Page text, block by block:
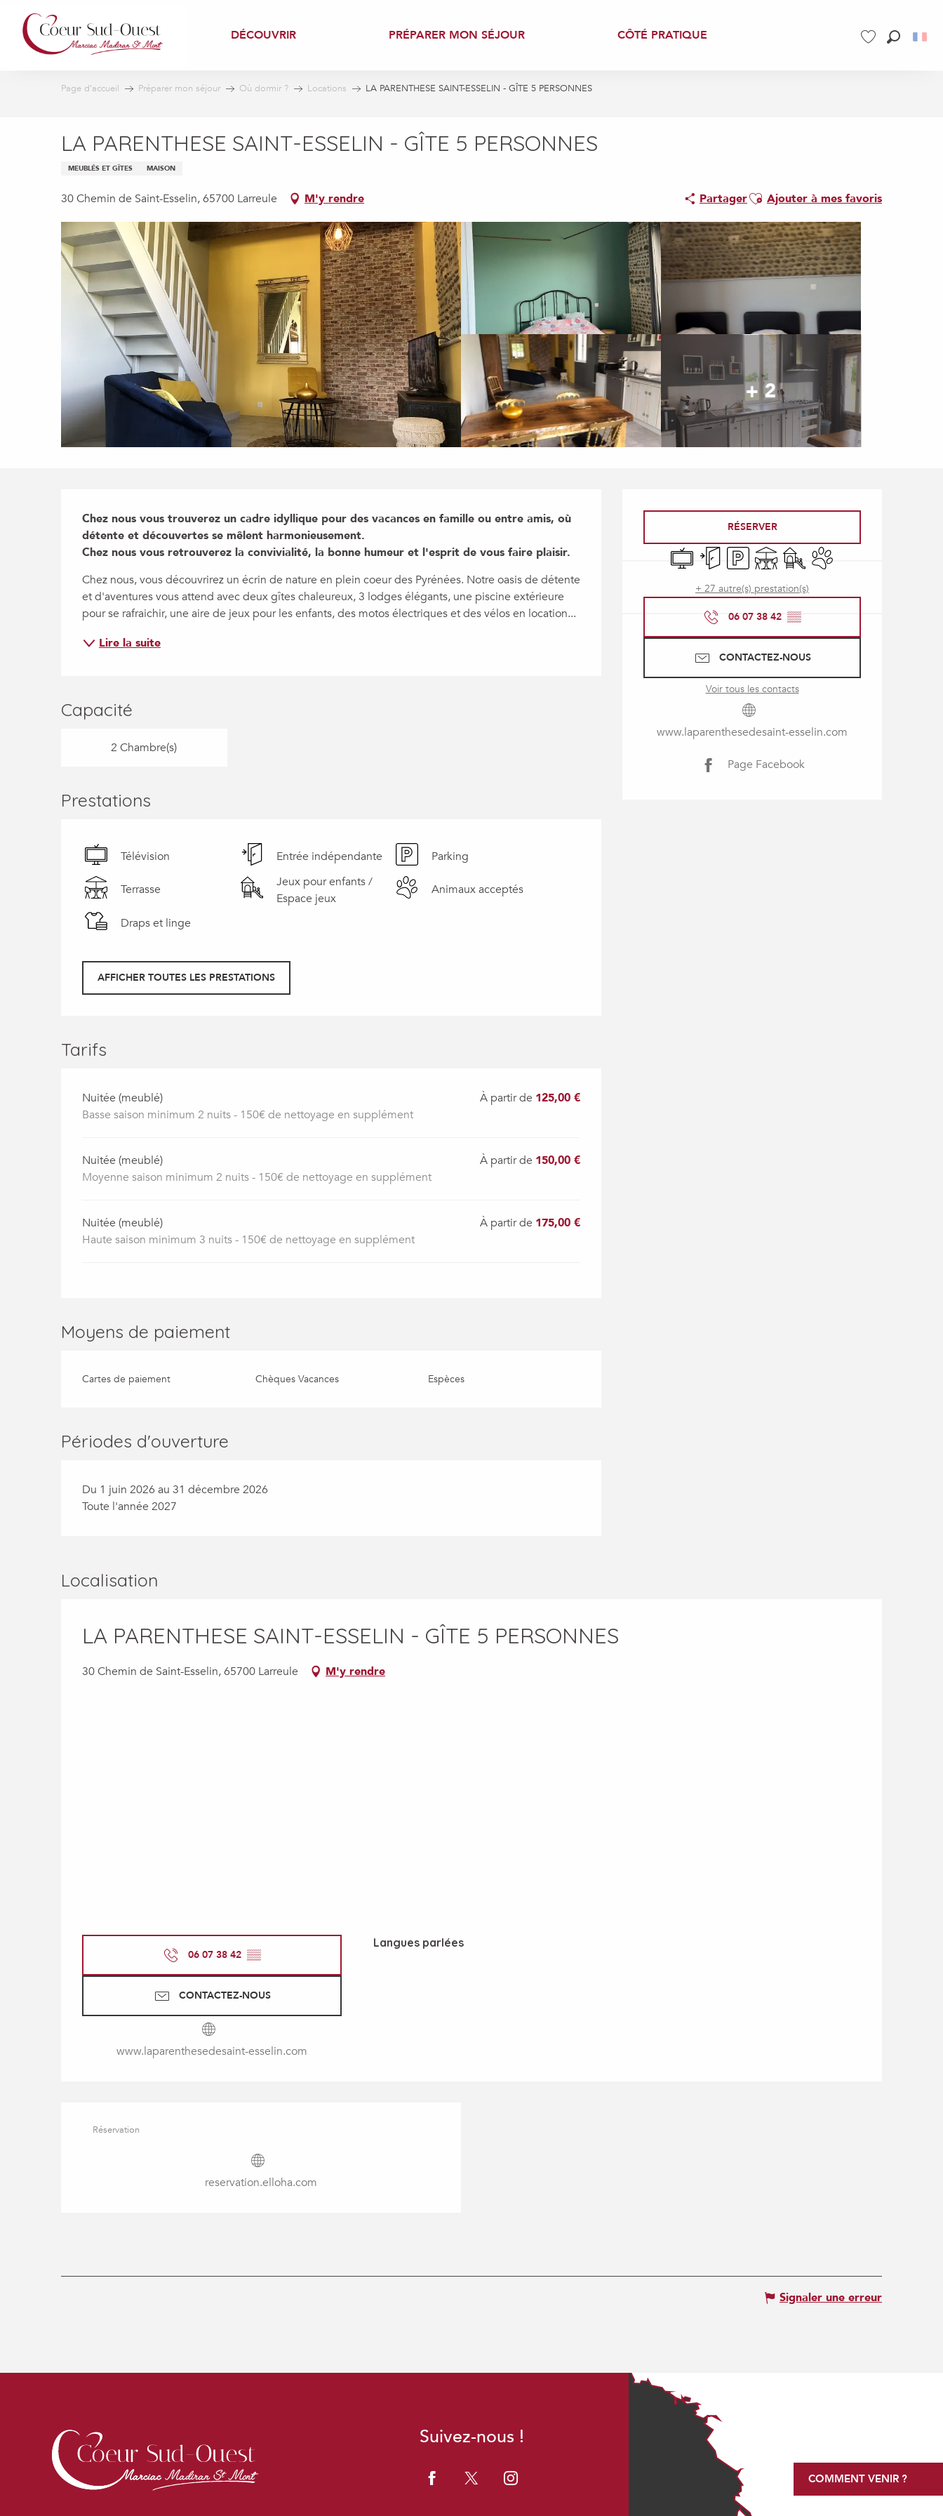
contenu
principal
DÉCOUVRIR PRÉPARER MON SÉJOUR CÔTÉ PRATIQUE
Page d’accueil Préparer mon séjour Où dormir ? Locations LA PARENTHESE SAINT-ESSELIN - GÎTE 5 PERSONNES
LA PARENTHESE SAINT-ESSELIN - GÎTE 5 PERSONNES
MEUBLÉS ET GÎTES MAISON
30 Chemin de Saint-Esselin, 65700 Larreule M'y rendre PartagerAjouter aux favoris
Ajouter à mes favoris
+ 2
Ouverture et
RÉSERVER
TélévisionEntrée indépendante
ParkingTerrasseJeux pour enfants / Espace jeux
Animaux acceptés
+ 27 autre(s) prestation(s)
06 07 38 42 ▒▒
CONTACTEZ-NOUS
Voir tous les contacts
www.laparenthesedesaint-esselin.com
Page Facebook
Description
Chez nous vous trouverez un cadre idyllique pour des vacances en famille ou entre amis, où
détente et découvertes se mêlent harmonieusement.
Chez nous vous retrouverez la convivialité, la bonne humeur et l'esprit de vous faire plaisir.
Chez nous, vous découvrirez un écrin de nature en plein coeur des Pyrénées. Notre oasis de détente
et d'aventures vous attend avec deux gîtes chaleureux, 3 lodges élégants, une piscine extérieure
pour se rafraichir, une aire de jeux pour les enfants, des motos électriques et des vélos en location...
Lire la suite
Capacité
2 Chambre(s)
Prestations
Télévision Entrée indépendante Parking
Terrasse
Jeux pour enfants /
Espace jeux
Animaux acceptés
Draps et linge
AFFICHER TOUTES LES PRESTATIONS
Tarifs
Nuitée (meublé)
Basse saison minimum 2 nuits - 150€ de nettoyage en supplément
À partir de 125,00 €
Nuitée (meublé)
Moyenne saison minimum 2 nuits - 150€ de nettoyage en supplément
À partir de 150,00 €
Nuitée (meublé)
Haute saison minimum 3 nuits - 150€ de nettoyage en supplément
À partir de 175,00 €
Moyens de paiement
Cartes de paiement Chèques Vacances Espèces
Périodes d'ouverture
Du 1 juin 2026 au 31 décembre 2026
Toute l'année 2027
Localisation
LA PARENTHESE SAINT-ESSELIN - GÎTE 5 PERSONNES
30 Chemin de Saint-Esselin, 65700 Larreule M'y rendre
06 07 38 42 ▒▒
CONTACTEZ-NOUS
www.laparenthesedesaint-esselin.com
Langues parlées
Langues parlées
Réservation
reservation.elloha.com
Signaler une erreur
Suivez-nous !
COMMENT VENIR ?